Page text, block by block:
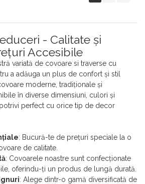
- Calitate și
Accesibile
variată de covoare si traverse cu
a adăuga un plus de confort și stil
moderne, tradiționale și
în diverse dimensiuni, culori și
perfect cu orice tip de decor
: Bucură-te de prețuri speciale la o
de calitate.
: Covoarele noastre sunt confecționate
oferindu-ți un produs de lungă durată.
: Alege dintr-o gamă diversificată de